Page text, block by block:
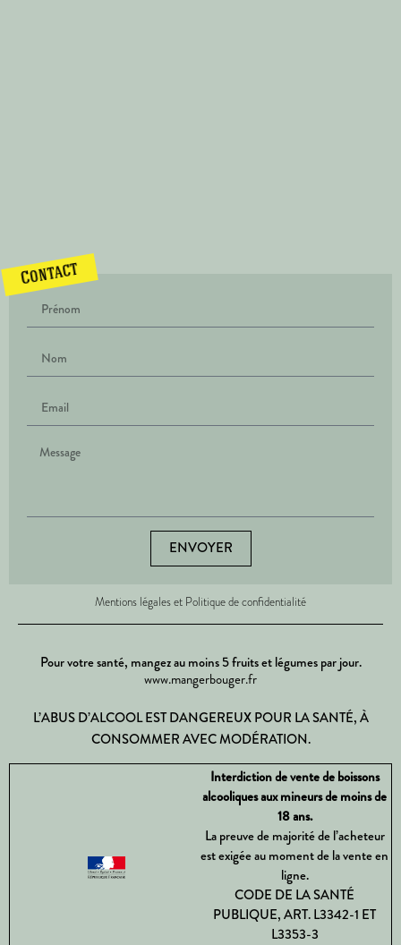
Contact
ENVOYER
Mentions légales et Politique de confidentialité
Pour votre santé, mangez au moins 5 fruits et légumes par jour.
www.mangerbouger.fr
L’ABUS D’ALCOOL EST DANGEREUX POUR LA SANTÉ, À
CONSOMMER AVEC MODÉRATION.
Interdiction de vente de boissons
alcooliques aux mineurs de moins de
18 ans.
La preuve de majorité de l’acheteur
est exigée au moment de la vente en
ligne.
CODE DE LA SANTÉ
PUBLIQUE, ART. L3342-1 ET
L3353-3